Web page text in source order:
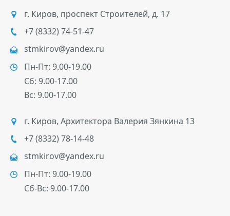
г. Киров, проспект Строителей, д. 17
+7 (8332) 74-51-47
stmkirov@yandex.ru
Пн-Пт: 9.00-19.00
Сб: 9.00-17.00
Вс: 9.00-17.00
г. Киров, Архитектора Валерия Зянкина 13
+7 (8332) 78-14-48
stmkirov@yandex.ru
Пн-Пт: 9.00-19.00
Сб-Вс: 9.00-17.00